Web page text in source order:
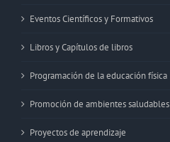
Eventos Científicos y Formativos
Libros y Capítulos de libros
Programación de la educación física
Promoción de ambientes saludables
Proyectos de aprendizaje